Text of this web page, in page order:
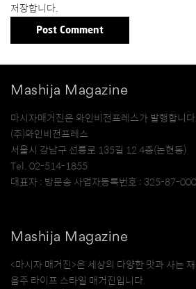
저장합니다.
Mashija Magazine
마시자매거진은 와인비전프레스가 발행합니
(주)와인비전프레스
서울시 강남구 선릉로 135길 12 4층(논현동)
Tel. 02-514-1855
대표자 : 방문송 사업자등록번호 : 325-87-
Mashija Magazine
<마시자 매거진>은 세상의 다양한 맛과 사는
음주 라이프 스타일 매거진입니다.